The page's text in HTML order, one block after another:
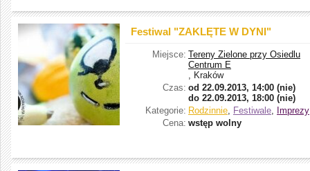
Festiwal "ZAKLĘTE W DYNI"
Miejsce: Tereny Zielone przy Osiedlu
Centrum E
, Kraków
Czas: od 22.09.2013, 14:00 (nie)
do 22.09.2013, 18:00 (nie)
Kategorie: Rodzinnie, Festiwale, Imprezy
Cena: wstęp wolny